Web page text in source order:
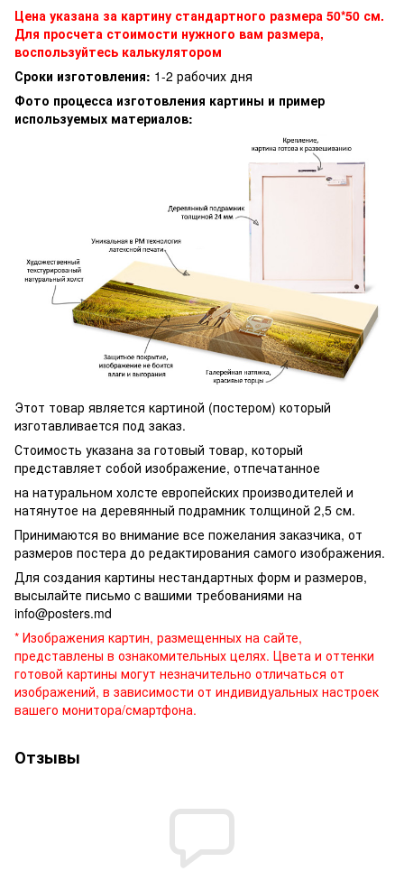
Цена указана за картину стандартного размера 50*50 см.
Для просчета стоимости нужного вам размера,
воспользуйтесь калькулятором
Сроки изготовления: 1-2 рабочих дня
Фото процесса изготовления картины и пример
используемых материалов:
Этот товар является картиной (постером) который
изготавливается под заказ.
Стоимость указана за готовый товар, который
представляет собой изображение, отпечатанное
на натуральном холсте европейских производителей и
натянутое на деревянный подрамник толщиной 2,5 см.
Принимаются во внимание все пожелания заказчика, от
размеров постера до редактирования самого изображения.
Для создания картины нестандартных форм и размеров,
высылайте письмо c вашими требованиями на
info@posters.md
* Изображения картин, размещенных на сайте,
представлены в ознакомительных целях. Цвета и оттенки
готовой картины могут незначительно отличаться от
изображений, в зависимости от индивидуальных настроек
вашего монитора/смартфона.
Отзывы